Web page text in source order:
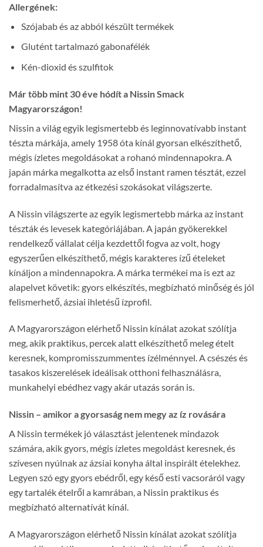
Allergének:
Szójabab és az abból készült termékek
Glutént tartalmazó gabonafélék
Kén-dioxid és szulfitok
Már több mint 30 éve hódít a Nissin Smack
Magyarországon!
Nissin a világ egyik legismertebb és leginnovatívabb instant
tészta márkája, amely 1958 óta kínál gyorsan elkészíthető,
mégis ízletes megoldásokat a rohanó mindennapokra. A
japán márka megalkotta az első instant ramen tésztát, ezzel
forradalmasítva az étkezési szokásokat világszerte.
A Nissin világszerte az egyik legismertebb márka az instant
tészták és levesek kategóriájában. A japán gyökerekkel
rendelkező vállalat célja kezdettől fogva az volt, hogy
egyszerűen elkészíthető, mégis karakteres ízű ételeket
kínáljon a mindennapokra. A márka termékei ma is ezt az
alapelvet követik: gyors elkészítés, megbízható minőség és jól
felismerhető, ázsiai ihletésű ízprofil.
A Magyarországon elérhető Nissin kínálat azokat szólítja
meg, akik praktikus, percek alatt elkészíthető meleg ételt
keresnek, kompromisszummentes ízélménnyel. A csészés és
tasakos kiszerelések ideálisak otthoni felhasználásra,
munkahelyi ebédhez vagy akár utazás során is.
Nissin – amikor a gyorsaság nem megy az íz rovására
A Nissin termékek jó választást jelentenek mindazok
számára, akik gyors, mégis ízletes megoldást keresnek, és
szívesen nyúlnak az ázsiai konyha által inspirált ételekhez.
Legyen szó egy gyors ebédről, egy késő esti vacsoráról vagy
egy tartalék ételről a kamrában, a Nissin praktikus és
megbízható alternatívát kínál.
A Magyarországon elérhető Nissin kínálat azokat szólítja